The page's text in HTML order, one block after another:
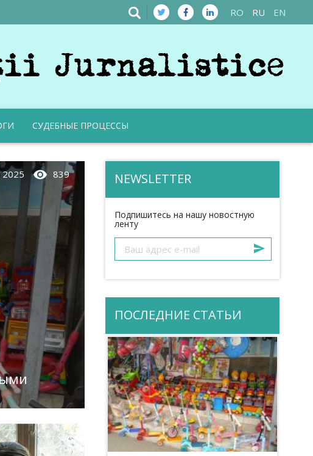
RO RU EN
СУДЕБНЫЕ ПРОЦЕССЫ
2025 visibility 839 NEWSLETTER
Подпишитесь на нашу новостную
ленту
ПОСЛЕДНИЕ СТАТЬИ